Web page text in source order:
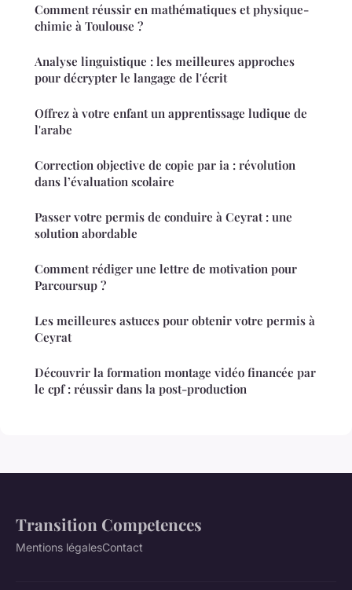
Comment réussir en mathématiques et physique-
chimie à Toulouse ?
Analyse linguistique : les meilleures approches
pour décrypter le langage de l'écrit
Offrez à votre enfant un apprentissage ludique de
l'arabe
Correction objective de copie par ia : révolution
dans l’évaluation scolaire
Passer votre permis de conduire à Ceyrat : une
solution abordable
Comment rédiger une lettre de motivation pour
Parcoursup ?
Les meilleures astuces pour obtenir votre permis à
Ceyrat
Découvrir la formation montage vidéo financée par
le cpf : réussir dans la post-production
Transition Competences
Mentions légalesContact